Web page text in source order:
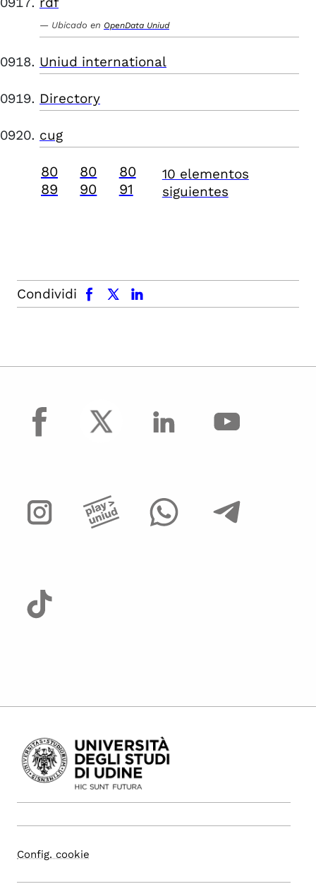
Ubicado en OpenData Uniud
Uniud international
Directory
cug
80
89
80
90
80
91
10 elementos
siguientes
Condividi
facebook x.com linkedin
facebook
Config. cookie